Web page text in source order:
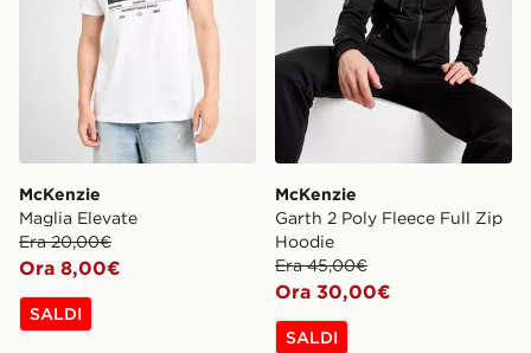
McKenzie
Maglia Elevate
Era 20,00€
Ora 8,00€
SALDI
McKenzie
Garth 2 Poly Fleece Full Zip
Hoodie
Era 45,00€
Ora 30,00€
SALDI